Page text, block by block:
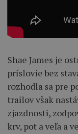
Shae James je
príslovie bez
rozhodla sa pre
trailov však
zjazdnosti,
krv, pot a veľa a